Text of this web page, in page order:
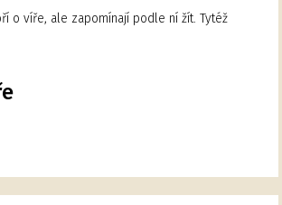
o víře, ale zapomínají podle ní žít. Tytéž